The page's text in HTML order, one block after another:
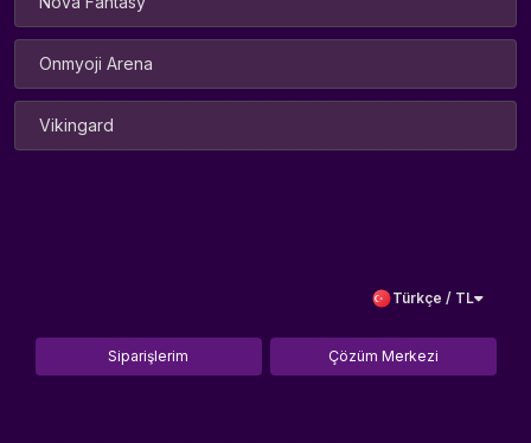
Onmyoji Arena
Vikingard
Türkçe / TL
Siparişlerim Çözüm Merkezi